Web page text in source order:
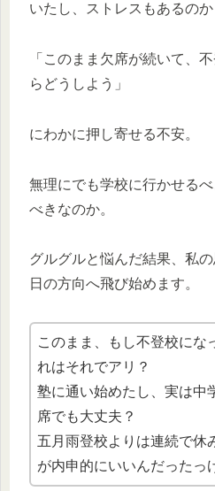
いたし、ストレスもあるのか
「このまま欠席が続いて、
らどうしよう」
にわかに押し寄せる不安。
無理にでも学校に行かせる
べきなのか。
グルグルと悩んだ結果、私
日の方向へ飛び始めます。
このまま、もし不登校に
れはそれでアリ？
塾に通い始めたし、実は中
席でも大丈夫？
五月雨登校よりは連続で休
が内申的にいいんだったっ